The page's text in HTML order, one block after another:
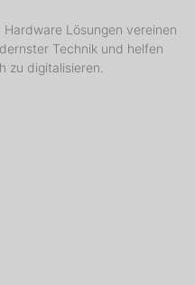
Lösungen vereinen
Technik und helfen
zu digitalisieren.